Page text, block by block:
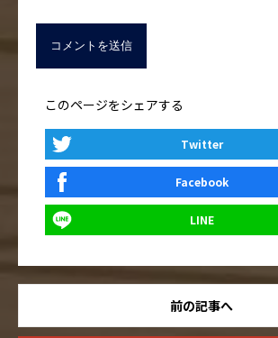
このページをシェアする
Twitter
Facebook
LINE
前の記事へ